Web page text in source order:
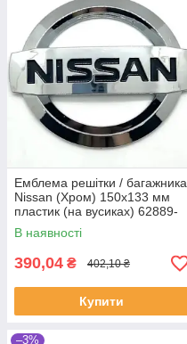
Емблема решітки / багажника
Nissan (Хром) 150х133 мм
пластик (на вусиках) 62889-
1A0A
В наявності
390,04 ₴ 402,10 ₴
Купити
–3%